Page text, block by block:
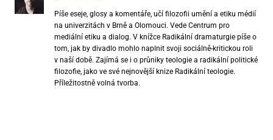
Píše eseje, glosy a komentáře, učí filozofii umění a etiku médií
na univerzitách v Brně a Olomouci. Vede Centrum pro
mediální etiku a dialog. V knížce Radikální dramaturgie píše o
tom, jak by divadlo mohlo naplnit svoji sociálně-kritickou roli
v naší době. Zajímá se i o průniky teologie a radikální politické
filozofie, jako ve své nejnovější knize Radikální teologie.
Příležitostně volná tvorba.